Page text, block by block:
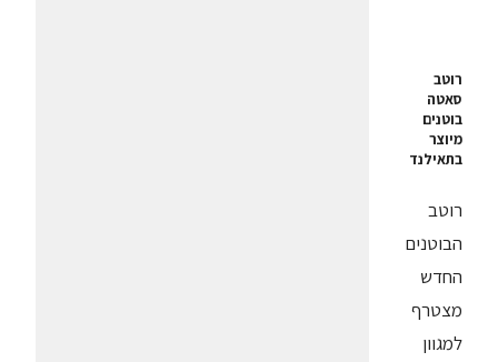
רוטב
סאטה
בוטנים
מיוצר
בתאילנד
רוטב
הבוטנים
החדש
מצטרף
למגוון